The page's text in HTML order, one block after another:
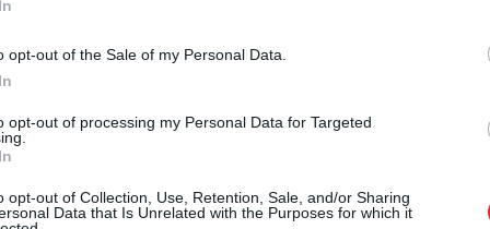
opt-out of the Sale of my Personal Data.
opt-out of processing my Personal Data for Targeted
opt-out of Collection, Use, Retention, Sale, and/or Sharing
Data that Is Unrelated with the Purposes for which it